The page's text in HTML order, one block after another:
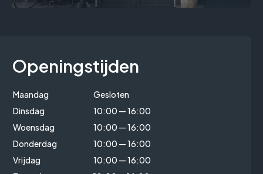
Openingstijden
Maandag
Gesloten
Dinsdag
10:00 — 16:00
Woensdag
10:00 — 16:00
Donderdag
10:00 — 16:00
Vrijdag
10:00 — 16:00